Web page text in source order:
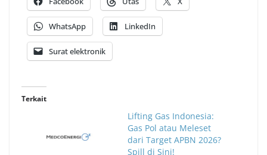
WhatsApp LinkedIn
Surat elektronik
Terkait
Lifting Gas Indonesia:
Gas Pol atau Meleset
dari Target APBN 2026?
Spill di Sini!